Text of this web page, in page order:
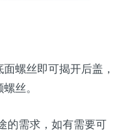
螺丝即可揭开后盖，
丝。
的需求，如有需要可